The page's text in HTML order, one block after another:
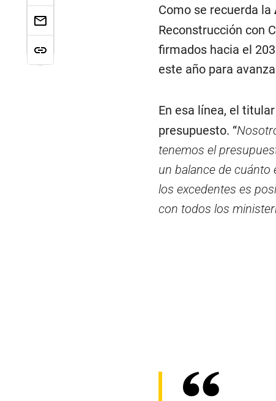
Como se recuerda la
Reconstrucción con
firmados hacia el
este año para
En esa línea, el
presupuesto. “
tenemos el
un balance de cuánto
los excedentes es
con todos los